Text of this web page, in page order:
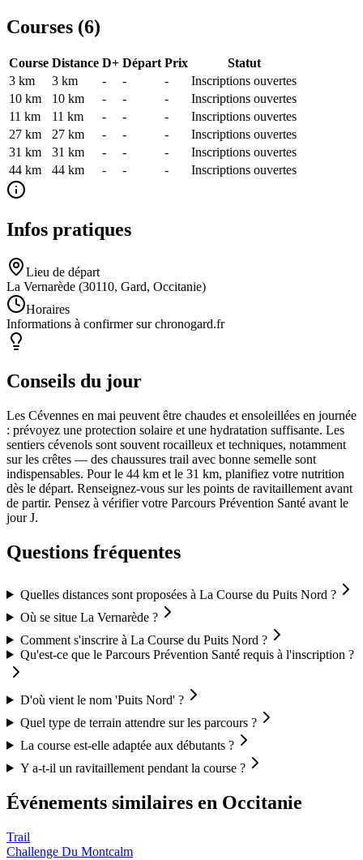
Courses (6)
Course Distance D+ Départ Prix
Statut
3 km
3 km - - -
Inscriptions ouvertes
10 km
10 km - - -
Inscriptions ouvertes
11 km
11 km - - -
Inscriptions ouvertes
27 km
27 km - - -
Inscriptions ouvertes
31 km
31 km - - -
Inscriptions ouvertes
44 km
44 km - - - Inscriptions ouvertes
Infos pratiques
Lieu de départ
La Vernarède (30110, Gard, Occitanie)
Horaires
Informations à confirmer sur chronogard.fr
Conseils du jour
Les Cévennes en mai peuvent être chaudes et ensoleillées en journée
: prévoyez une protection solaire et une hydratation suffisante. Les
sentiers cévenols sont souvent rocailleux et techniques, notamment
sur les crêtes — des chaussures trail avec bonne semelle sont
indispensables. Pour le 44 km et le 31 km, planifiez votre nutrition
dès le départ. Renseignez-vous sur les points de ravitaillement avant
de partir. Pensez à vérifier votre Parcours Prévention Santé avant le
jour J.
Questions fréquentes
Quelles distances sont proposées à La Course du Puits Nord ?
Où se situe La Vernarède ?
Comment s'inscrire à La Course du Puits Nord ?
Qu'est-ce que le Parcours Prévention Santé requis à l'inscription ?
D'où vient le nom 'Puits Nord' ?
Quel type de terrain attendre sur les parcours ?
La course est-elle adaptée aux débutants ?
Y a-t-il un ravitaillement pendant la course ?
Événements similaires en Occitanie
Trail
Challenge Du Montcalm